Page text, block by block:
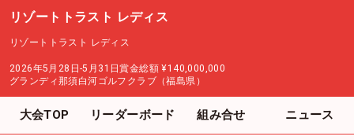
リゾートトラスト レディス
リゾートトラスト レディス
2026年5月28日-5月31日賞金総額 ¥140,000,000
グランディ那須白河ゴルフクラブ（福島県）
大会TOP リーダーボード 組み合せ ニュース